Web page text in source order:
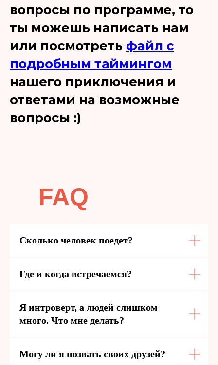
вопросы по программе, то
ты можешь написать нам
или посмотреть файл с
подробным таймингом
нашего приключения и
ответами на возможные
вопросы :)
FAQ
Сколько человек поедет?
Где и когда встречаемся?
Я интроверт, а людей слишком
много. Что мне делать?
Могу ли я позвать своих друзей?